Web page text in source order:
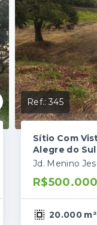
Ref.:345
Sítio Com
Alegre do Sul
Jd. Menino
20.000 m²